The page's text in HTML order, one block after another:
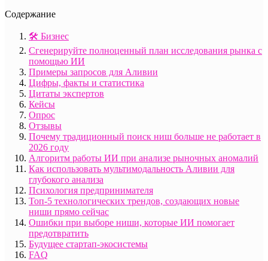
Содержание
🛠️ Бизнес
Сгенерируйте полноценный план исследования рынка с
помощью ИИ
Примеры запросов для Аливии
Цифры, факты и статистика
Цитаты экспертов
Кейсы
Опрос
Отзывы
Почему традиционный поиск ниш больше не работает в
2026 году
Алгоритм работы ИИ при анализе рыночных аномалий
Как использовать мультимодальность Аливии для
глубокого анализа
Психология предпринимателя
Топ-5 технологических трендов, создающих новые
ниши прямо сейчас
Ошибки при выборе ниши, которые ИИ помогает
предотвратить
Будущее стартап-экосистемы
FAQ